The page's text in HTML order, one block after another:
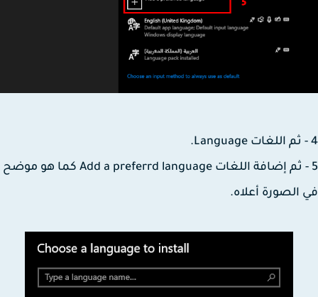
5 - ثم إضافة اللغات Add a preferrd language كما هو موضح
الصورة أعلاه.